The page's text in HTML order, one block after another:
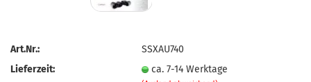
Art.Nr.:
SSXAU740
Lieferzeit:
ca. 7-14 Werktage